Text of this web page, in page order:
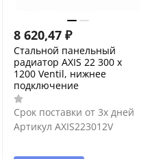
8 620,47 ₽
Стальной панельный
радиатор AXIS 22 300 x
1200 Ventil, нижнее
подключение
Срок поставки от 3х дней
Артикул AXIS223012V